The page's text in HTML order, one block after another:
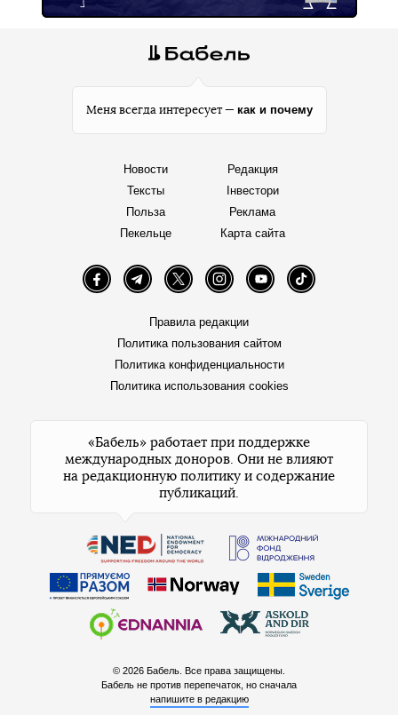
Меня всегда интересует — как и почему
Новости
Тексты
Польза
Пекельце
Редакция
Інвестори
Реклама
Карта сайта
FacebookTelegramTwitter InstagramYouTube TikTok
Правила редакции
Политика пользования сайтом
Политика конфиденциальности
Политика использования cookies
«Бабель» работает при поддержке
международных доноров. Они не влияют
на редакционную политику и содержание
публикаций.
© 2026 Бабель. Все права защищены.
Бабель не против перепечаток, но сначала
напишите в редакцию